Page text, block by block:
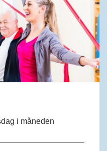
i måneden